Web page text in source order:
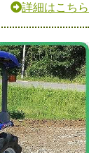
詳細はこちら